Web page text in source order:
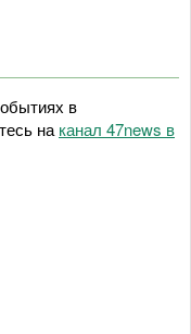
в
на канал 47news в